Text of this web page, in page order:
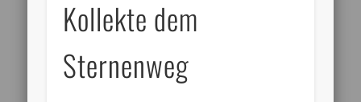
Kollekte dem
Sternenweg